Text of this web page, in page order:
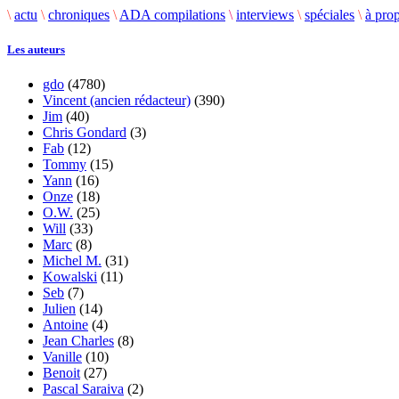
\ actu \ chroniques \ ADA compilations \ interviews \ spéciales \ à
Les auteurs
gdo (4780)
Vincent (ancien rédacteur) (390)
Jim (40)
Chris Gondard (3)
Fab (12)
Tommy (15)
Yann (16)
Onze (18)
O.W. (25)
Will (33)
Marc (8)
Michel M. (31)
Kowalski (11)
Seb (7)
Julien (14)
Antoine (4)
Jean Charles (8)
Vanille (10)
Benoit (27)
Pascal Saraiva (2)